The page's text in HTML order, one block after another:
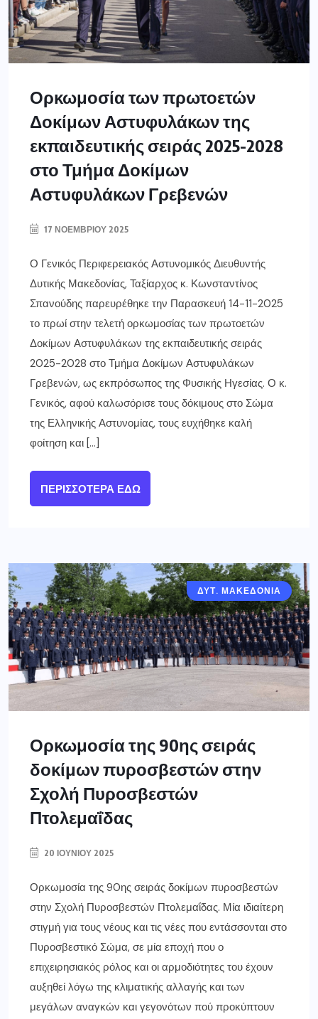
Ορκωμοσία των πρωτοετών
Δοκίμων Αστυφυλάκων της
εκπαιδευτικής σειράς 2025-2028
στο Τμήμα Δοκίμων
Αστυφυλάκων Γρεβενών
17 ΝΟΕΜΒΡΊΟΥ 2025
Ο Γενικός Περιφερειακός Αστυνομικός Διευθυντής
Δυτικής Μακεδονίας, Ταξίαρχος κ. Κωνσταντίνος
Σπανούδης παρευρέθηκε την Παρασκευή 14-11-2025
το πρωί στην τελετή ορκωμοσίας των πρωτοετών
Δοκίμων Αστυφυλάκων της εκπαιδευτικής σειράς
2025-2028 στο Τμήμα Δοκίμων Αστυφυλάκων
Γρεβενών, ως εκπρόσωπος της Φυσικής Ηγεσίας. Ο κ.
Γενικός, αφού καλωσόρισε τους δόκιμους στο Σώμα
της Ελληνικής Αστυνομίας, τους ευχήθηκε καλή
φοίτηση και […]
ΠΕΡΙΣΣΌΤΕΡΑ ΕΔΏ
ΔΥΤ. ΜΑΚΕΔΟΝΙΑ
Ορκωμοσία της 90ης σειράς
δοκίμων πυροσβεστών στην
Σχολή Πυροσβεστών
Πτολεμαΐδας
20 ΙΟΥΝΊΟΥ 2025
Ορκωμοσία της 90ης σειράς δοκίμων πυροσβεστών
στην Σχολή Πυροσβεστών Πτολεμαΐδας. Μία ιδιαίτερη
στιγμή για τους νέους και τις νέες που εντάσσονται στο
Πυροσβεστικό Σώμα, σε μία εποχή που ο
επιχειρησιακός ρόλος και οι αρμοδιότητες του έχουν
αυξηθεί λόγω της κλιματικής αλλαγής και των
μεγάλων αναγκών και γεγονότων πού προκύπτουν